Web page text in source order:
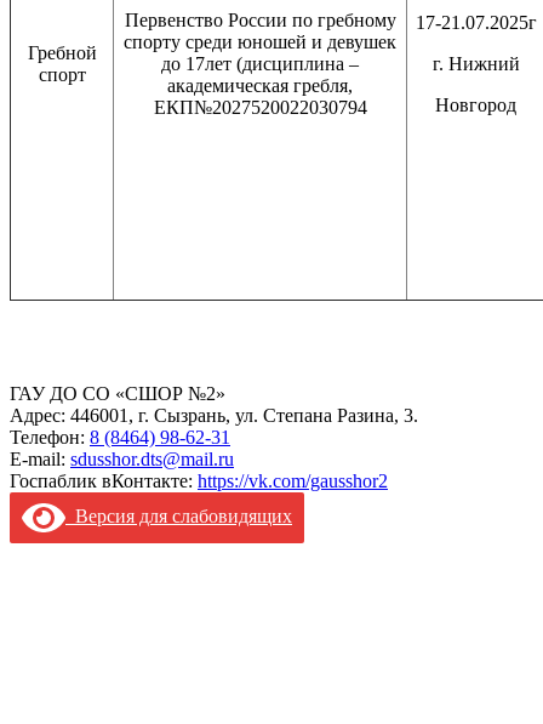
Гребной
спорт
Первенство России по гребному
спорту среди юношей и девушек
до 17лет (дисциплина –
академическая гребля,
ЕКП№2027520022030794
17-21.07.2025г
г. Нижний
Новгород
ГАУ ДО СО «СШОР №2»
Адрес: 446001, г. Сызрань, ул. Степана Разина, 3.
Телефон: 8 (8464) 98-62-31
E-mail: sdusshor.dts@mail.ru
Госпаблик вКонтакте: https://vk.com/gausshor2
Версия для слабовидящих